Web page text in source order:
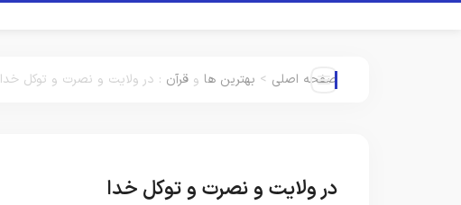
صفحه اصلی > بهترین ها و قرآن : در ولایت و نصرت و توکل خدا
در ولایت و نصرت و توکل خدا